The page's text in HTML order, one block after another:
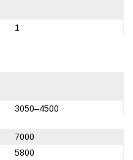
1
3050–4500
7000
5800